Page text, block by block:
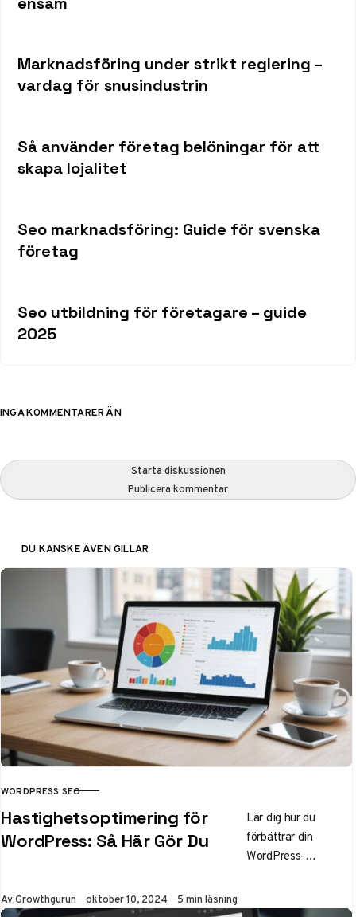
Marknadsföring under strikt reglering –
vardag för snusindustrin
Så använder företag belöningar för att
skapa lojalitet
Seo marknadsföring: Guide för svenska
företag
Seo utbildning för företagare – guide
2025
INGA KOMMENTARER ÄN
Starta diskussionen
Publicera kommentar
DU KANSKE ÄVEN GILLAR
KATEGORI
WORDPRESS SEO
Hastighetsoptimering för
WordPress: Så Här Gör Du
Lär dig hur du
förbättrar din
WordPress-
användarupplevelse.
Av:Growthgurun Publicerad
oktober 10, 2024 5 min läsning